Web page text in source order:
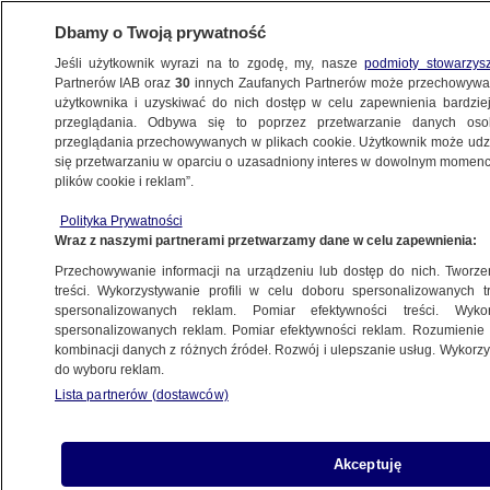
TO WARTO WIEDZIEĆ
pomnik, szarpanina w sejmowej restauracji
22.05.2025, 05:19
Posłuchaj artykułu
Czyta lektor AI
Dbamy o Twoją prywatność
Jeśli użytkownik wyrazi na to zgodę, my, naszepodmioty
Partnerów IAB oraz30 innych Zaufanych Partnerów może
użytkownika i uzyskiwać do nich dostęp w celu zapewnienia
przeglądania. Odbywa się to poprzez przetwarzanie danych
przeglądania przechowywanych w plikach cookie. Użytkownik może
się przetwarzaniu w oparciu o uzasadniony interes w dowolnym
plików cookie i reklam”.
Polityka Prywatności
Wraz z naszymi partnerami przetwarzamy dane w celu zapewnienia:
Przechowywanie informacji na urządzeniu lub dostęp do nich.
treści. Wykorzystywanie profili w celu doboru spersonalizowanych
spersonalizowanych reklam. Pomiar efektywności treści.
spersonalizowanych reklam. Pomiar efektywności reklam.
kombinacji danych z różnych źródeł. Rozwój i ulepszanie usług.
do wyboru reklam.
Lista partnerów (dostawców)
Akceptuję